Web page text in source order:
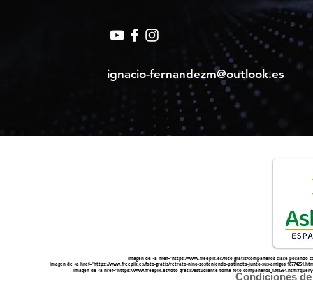
ignacio-fernandezm@outlook.es
Imagen de <a href="https://www.freepik.es/foto-gratis/companeros-clase-posando-
Imagen de <a href="https://www.freepik.es/foto-gratis/estudiante-toma-foto-
Imagen de <a href="https://www.freepik.es/foto-gratis/retrato-nino-sosteniendo-patineta-junto-sus-
Condiciones